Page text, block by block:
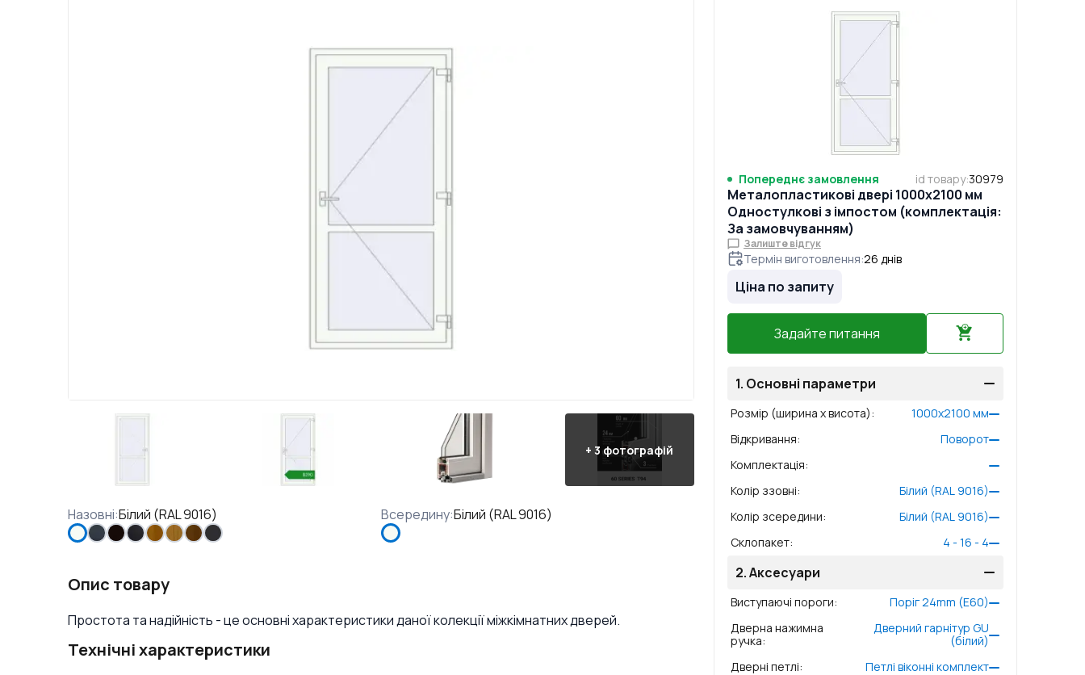
+3 фотографій
Назовні:Білий (RAL 9016) Всередину:Білий (RAL 9016)
Опис товару
Простота та надійність - це основні характеристики даної колекції міжкімнатних дверей.
Технічні характеристики
Попереднє замовлення id товару:30979
Металопластикові двері 1000x2100 мм
Одностулкові з імпостом (комплектація:
За замовчуванням)
Залиште відгук
Термін виготовлення:26 днів
Ціна по запиту
Задайте питання
1. Основні параметри
Розмір (ширина x висота): 1000x2100 мм
Відкривання:
Поворот
Комплектація:
Колір ззовні:
Білий (RAL 9016)
Колір зсередини:
Білий (RAL 9016)
Склопакет: 4 - 16 - 4
2.Аксесуари
Виступаючі пороги:
Поріг 24mm (E60)
Дверна нажимна
ручка:
Дверний гарнітур GU
(білий)
Дверні петлі:
Петлі віконні комплект